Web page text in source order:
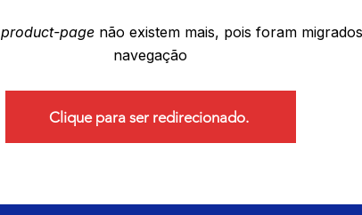
product-page não existem mais, pois foram
navegação
Clique para ser redirecionado.